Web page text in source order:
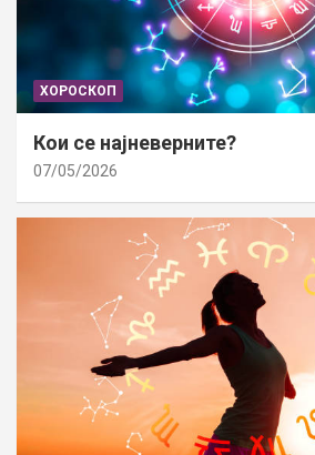
ХОРОСКОП
Кои се најневерните?
07/05/2026